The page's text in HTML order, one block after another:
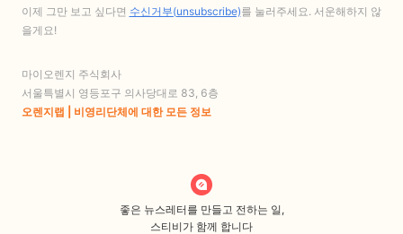
이제 그만 보고 싶다면 수신거부(unsubscribe)를 눌러주세요. 서운해하지 않
을게요!
마이오렌지 주식회사
서울특별시 영등포구 의사당대로 83, 6층
오렌지랩 | 비영리단체에 대한 모든 정보
좋은 뉴스레터를 만들고 전하는 일,
스티비가 함께 합니다